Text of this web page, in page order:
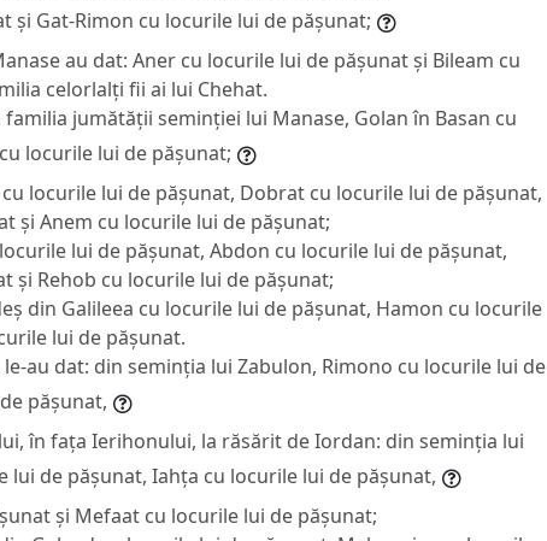
și Gat-Rimon cu locurile lui de pășunat;
au dat: Aner cu locurile lui de pășunat și Bileam cu
celorlalți fii ai lui Chehat.
jumătății seminției lui Manase, Golan în Basan cu
locurile lui de pășunat;
locurile lui de pășunat, Dobrat cu locurile lui de pășunat,
și Anem cu locurile lui de pășunat;
lui de pășunat, Abdon cu locurile lui de pășunat,
și Rehob cu locurile lui de pășunat;
din Galileea cu locurile lui de pășunat, Hamon cu locurile
lui de pășunat.
au dat: din seminția lui Zabulon, Rimono cu locurile lui de
pășunat,
în fața Ierihonului, la răsărit de Iordan: din seminția lui
lui de pășunat, Iahța cu locurile lui de pășunat,
și Mefaat cu locurile lui de pășunat;